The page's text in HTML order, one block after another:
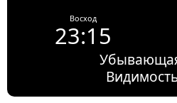
Восход
23:15